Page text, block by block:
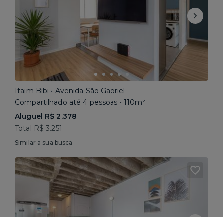
Itaim Bibi • Avenida São Gabriel
Compartilhado até 4 pessoas • 110m²
Aluguel R$ 2.378
Total R$ 3.251
Similar a sua busca